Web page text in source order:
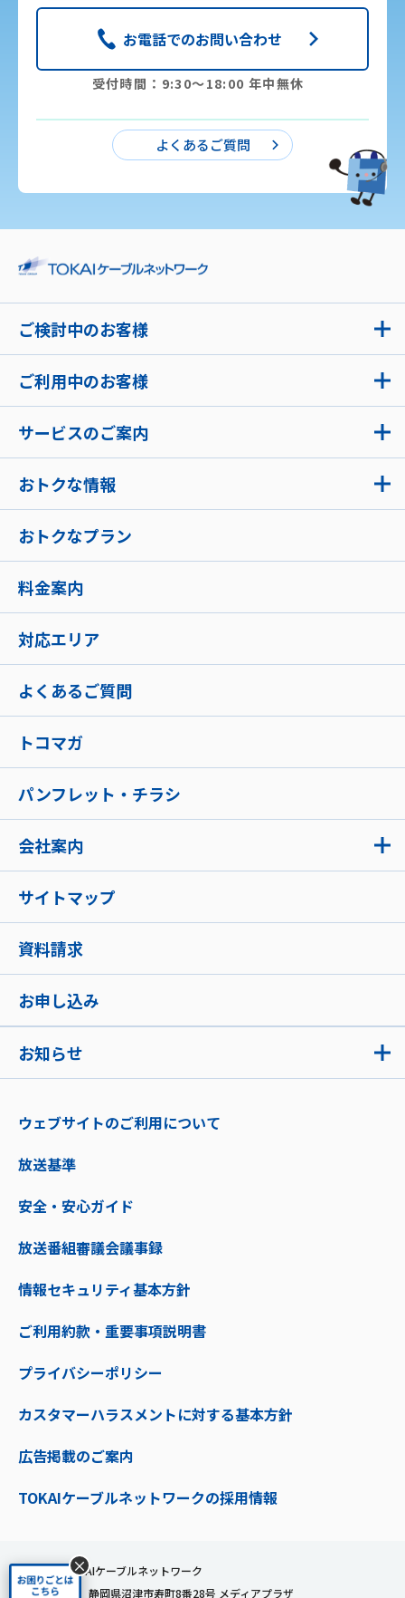
お電話でのお問い合わせ
受付時間：9:30〜18:00 年中無休
よくあるご質問
ご検討中のお客様
お知らせ
ご利用中のお客様
サービスのご案内
おトクな情報
おトクなプラン
料金案内
対応エリア
よくあるご質問
トコマガ
パンフレット・チラシ
会社案内
サイトマップ
資料請求
お申し込み
ウェブサイトのご利用について
放送基準
安全・安心ガイド
放送番組審議会議事録
情報セキュリティ基本方針
ご利用約款・重要事項説明書
プライバシーポリシー
カスタマーハラスメントに対する基本方針
広告掲載のご案内
TOKAIケーブルネットワークの採用情報
株式会社TOKAIケーブルネットワーク
〒410-0053 静岡県沼津市寿町8番28号 メディアプラザ
×